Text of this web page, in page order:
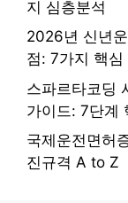
지 심층분석
2026년 신년
점: 7가지 핵심
스파르타코딩
가이드: 7단계
국제운전면허
진규격 A to Z